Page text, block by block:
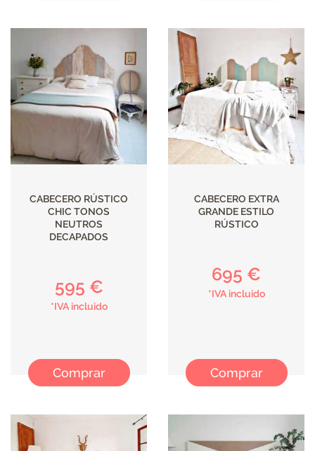
CABECERO RÚSTICO
CHIC TONOS
NEUTROS
DECAPADOS
595 €
*IVA incluido
Comprar
CABECERO EXTRA
GRANDE ESTILO
RÚSTICO
695 €
*IVA incluido
Comprar